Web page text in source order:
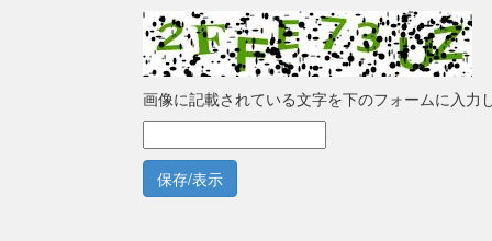
画像に記載されている文字を下のフォームに入力
保存/表示